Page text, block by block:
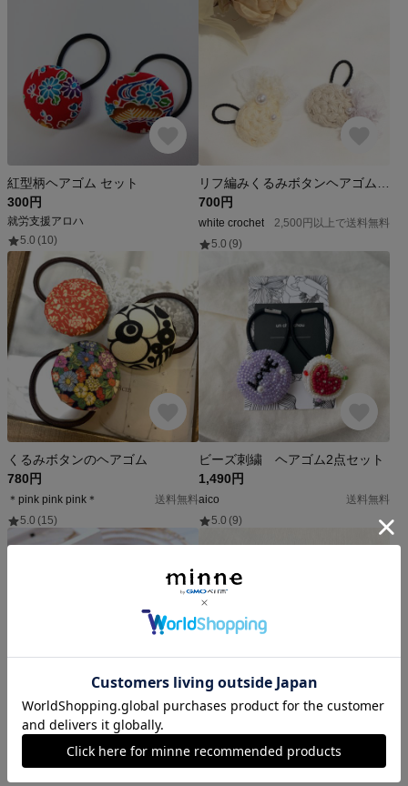
紅型柄ヘアゴム セット
300円
就労支援アロハ
5.0 (10)
700円
white crochet
2,500円以上で送料無料
5.0 (9)
くるみボタンのヘアゴム
780円
＊pink pink pink＊
送料無料
5.0 (15)
ビーズ刺繍 ヘアゴム2点セット
1,490円
aico
送料無料
5.0 (9)
コスモス手刺繍のヘアゴム/ポニーフック(アイボリー)
ヘアゴム 手編み ヘアアクセサリー 髪飾り くるみボタン
300円